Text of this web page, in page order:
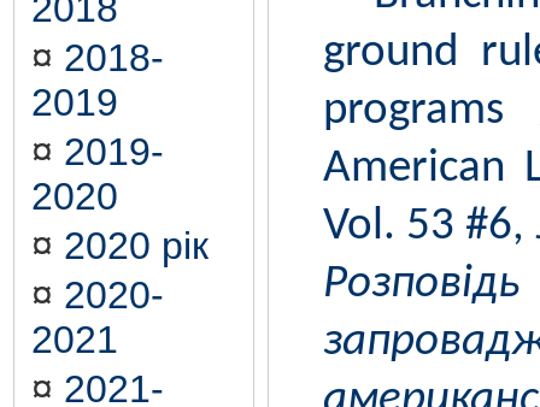
¤ 2018-
2019
¤ 2019-
2020
¤ 2020 рік
¤ 2020-
2021
¤ 2021-
ground
American
Vol. 53